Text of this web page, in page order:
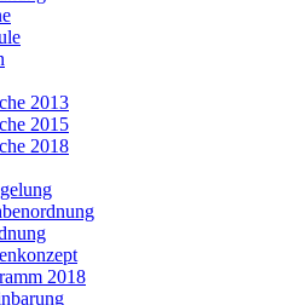
2013
2015
2018
2018